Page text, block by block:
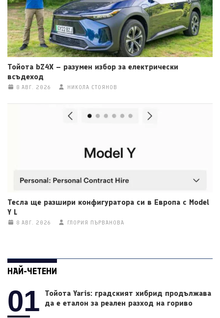
Тойота bZ4X – разумен избор за електрически
всъдеход
8 АВГ. 2026 НИКОЛА СТОЯНОВ
Тесла ще разшири конфигуратора си в Европа с Model
Y L
8 АВГ. 2026 ГЛОРИЯ ПЪРВАНОВА
НАЙ-ЧЕТЕНИ
01
Тойота Yaris: градският хибрид продължава
да е еталон за реален разход на гориво